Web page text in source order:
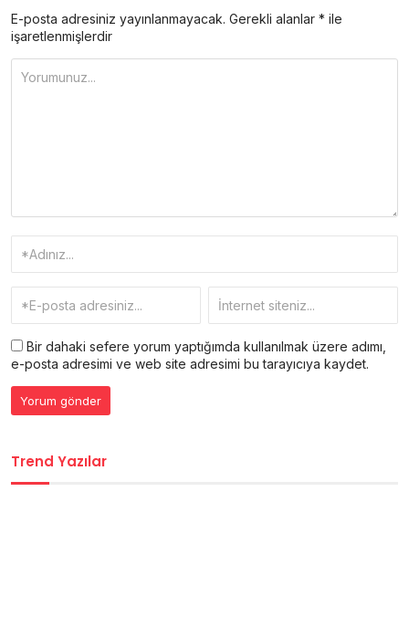
E-posta adresiniz yayınlanmayacak. Gerekli alanlar * ile
işaretlenmişlerdir
Bir dahaki sefere yorum yaptığımda kullanılmak üzere adımı,
e-posta adresimi ve web site adresimi bu tarayıcıya kaydet.
Trend Yazılar